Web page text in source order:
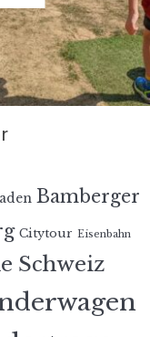
Bamberger
Citytour Eisenbahn
Schweiz